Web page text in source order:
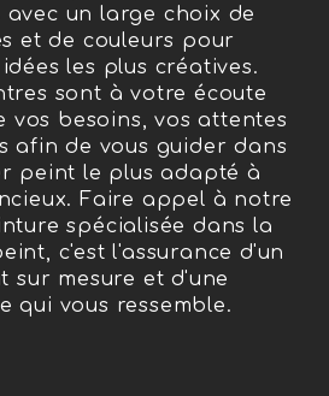
un large choix de
et de couleurs pour
les plus créatives.
sont à votre écoute
vos besoins, vos attentes
afin de vous guider dans
peint le plus adapté à
Faire appel à notre
spécialisée dans la
c'est l'assurance d'un
sur mesure et d'une
qui vous ressemble.